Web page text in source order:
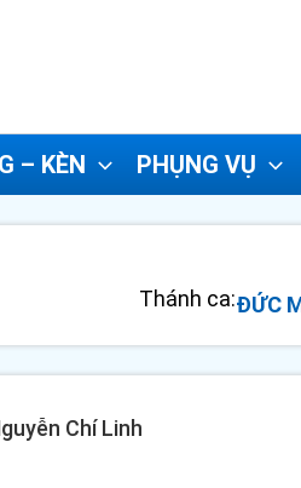
– KÈN PHỤNG VỤ
Thánh ca:ĐỨC
Chí Linh